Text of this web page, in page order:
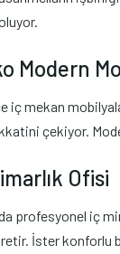
Modern
iç mekan
çekiyor.
Ofisi
profesyonel iç
İster konforlu